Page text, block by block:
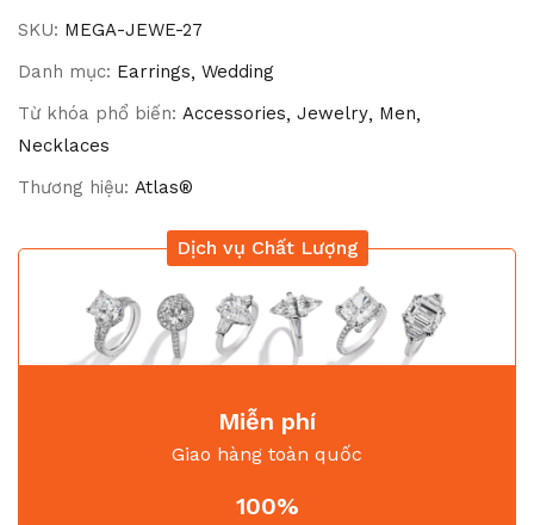
SKU: MEGA-JEWE-27
Danh mục: Earrings Wedding
Từ khóa phổ biến: Accessories Jewelry Men
Necklaces
Thương hiệu: Atlas®
Dịch vụ Chất Lượng
Miễn phí
Giao hàng toàn quốc
100%